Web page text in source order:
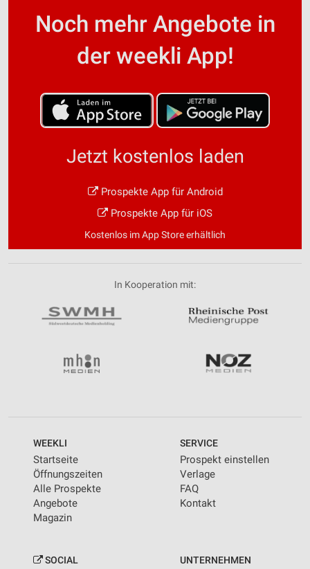
Noch mehr Angebote in
der weekli App!
Jetzt kostenlos laden
Prospekte App für Android
Prospekte App für iOS
Kostenlos im App Store erhältlich
In Kooperation mit:
WEEKLI
Startseite
Öffnungszeiten
Alle Prospekte
Angebote
Magazin
SERVICE
Prospekt einstellen
Verlage
FAQ
Kontakt
SOCIAL UNTERNEHMEN